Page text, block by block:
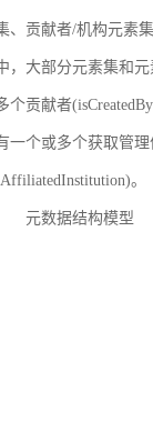
、贡献者/机构元素
，大部分元素集和
个贡献者
一个或多个获取管理
。
元数据结构模型